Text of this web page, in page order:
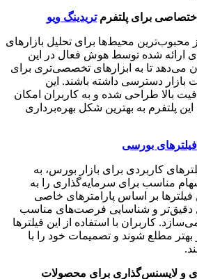
تریدینگ ویو
محبوب‌ترین محیط‌ها برای تحلیل بازارهای
ارائه شده توسط هوش فعال در این
می‌دهد تا به ابزارهای تخصصی‌تری برای
بازار دسترسی داشته باشند. این
بالا طراحی شده و به کاربران امکان
پلتفرم به بهترین شکل بهره‌برداری
فیلترهای بورسی
کاربردی برای بازار بورس، به
مناسب برای سرمایه‌گذاری را به
فیلترها بر اساس پارامترهای خاصی
دقیق‌تر و شناسایی فرصت‌های مناسب
کاربران با استفاده از این فیلترها
بهتر مطلع شوند و تصمیمات خود را با
و لایسنس‌گذاری برای محصولات